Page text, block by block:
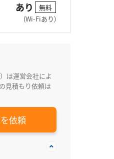
あり
無料
(Wi-Fiあり)
は運営会社によ
見積もり依頼は
依頼